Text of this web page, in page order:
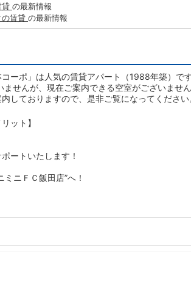
貸 の最新情報
賃貸 の最新情報
ーポ」は人気の賃貸アパート（1988年築）です
せんが、現在ご案内できる空室がございません
しておりますので、是非ご覧になってください
ット】
ートいたします！
ニＦＣ飯田店”へ！